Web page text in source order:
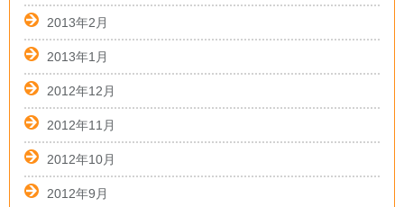
2013年2月
2013年1月
2012年12月
2012年11月
2012年10月
2012年9月